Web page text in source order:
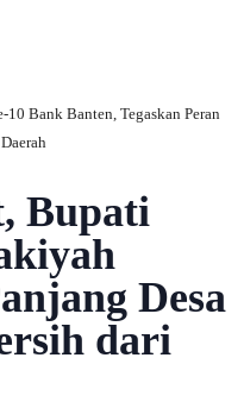
Bank Banten, Tegaskan Peran
Bupati
Desa
dari